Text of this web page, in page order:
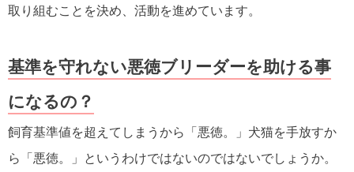
取り組むことを決め、活動を進めています。
基準を守れない悪徳ブリーダーを助ける事
になるの？
飼育基準値を超えてしまうから「悪徳。」犬猫を手放すか
ら「悪徳。」というわけではないのではないでしょうか。